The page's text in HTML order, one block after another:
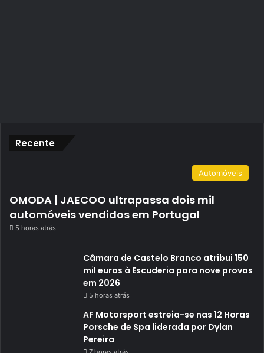
Recente
Automóveis
OMODA | JAECOO ultrapassa dois mil
automóveis vendidos em Portugal
5 horas atrás
Câmara de Castelo Branco atribui 150
mil euros à Escuderia para nove provas
em 2026
5 horas atrás
AF Motorsport estreia-se nas 12 Horas
Porsche de Spa liderada por Dylan
Pereira